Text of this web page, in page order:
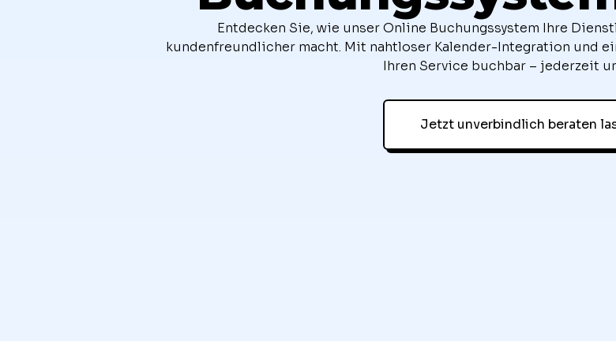
Entdecken Sie, wie unser Online Buchungssystem Ihre
kundenfreundlicher macht. Mit nahtloser Kalender-Integration und
Ihren Service buchbar – jederzeit
Jetzt unverbindlich beraten